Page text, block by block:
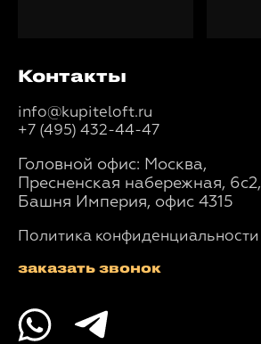
Контакты
info@kupiteloft.ru
+7 (495) 432-44-47
Головной офис: Москва,
Пресненская набережная, 6с2,
Башня Империя, офис 4315
Политика конфиденциальности
заказать звонок